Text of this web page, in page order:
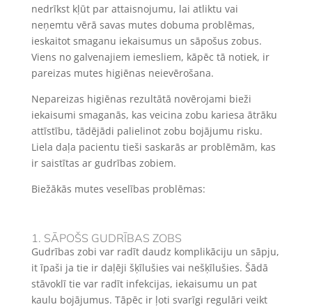
nedrīkst kļūt par attaisnojumu, lai atliktu vai
neņemtu vērā savas mutes dobuma problēmas,
ieskaitot smaganu iekaisumus un sāpošus zobus.
Viens no galvenajiem iemesliem, kāpēc tā notiek, ir
pareizas mutes higiēnas neievērošana.
Nepareizas higiēnas rezultātā novērojami bieži
iekaisumi smaganās, kas veicina zobu kariesa ātrāku
attīstību, tādējādi palielinot zobu bojājumu risku.
Liela daļa pacientu tieši saskarās ar problēmām, kas
ir saistītas ar gudrības zobiem.
Biežākās mutes veselības problēmas:
1. SĀPOŠS GUDRĪBAS ZOBS
Gudrības zobi var radīt daudz komplikāciju un sāpju,
it īpaši ja tie ir daļēji šķīlušies vai nešķīlušies. Šādā
stāvoklī tie var radīt infekcijas, iekaisumu un pat
kaulu bojājumus. Tāpēc ir ļoti svarīgi regulāri veikt